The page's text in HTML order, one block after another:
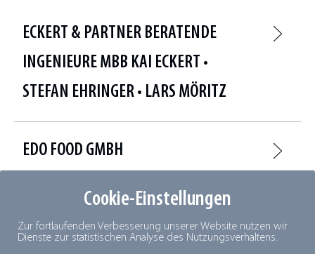
Cookie-Einstellungen
Zur fortlaufenden Verbesserung unserer Website nutzen wir
Dienste zur statistischen Analyse des Nutzungsverhaltens.
ECKERT & PARTNER BERATENDE
INGENIEURE MBB KAI ECKERT •
STEFAN EHRINGER • LARS MÖRITZ
EDO FOOD GMBH
EFAFLEX TOR- UND
SICHERHEITSSYSTEME GMBH & CO.